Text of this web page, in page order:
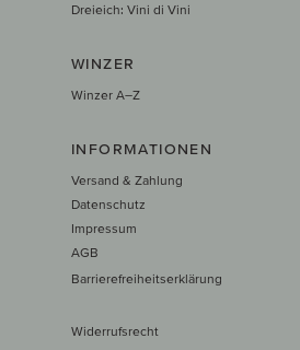
Dreieich: Vini di Vini
WINZER
Winzer A–Z
INFORMATIONEN
Versand & Zahlung
Datenschutz
Impressum
AGB
Barrierefreiheitserklärung
Widerrufsrecht